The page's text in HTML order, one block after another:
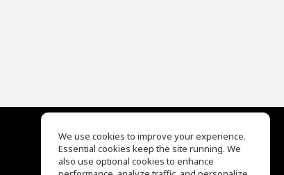
EQ Ear Training
Drum Machine
We use cookies to improve your experience.
Essential cookies keep the site running. We
also use optional cookies to enhance